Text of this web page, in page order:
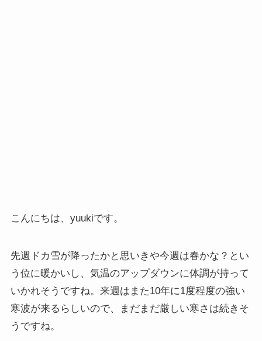
こんにちは、yuukiです。
先週ドカ雪が降ったかと思いきや今週は春かな？とい
う位に暖かいし、気温のアップダウンに体調が持って
いかれそうですね。来週はまた10年に1度程度の強い
寒波が来るらしいので、まだまだ厳しい寒さは続きそ
うですね。